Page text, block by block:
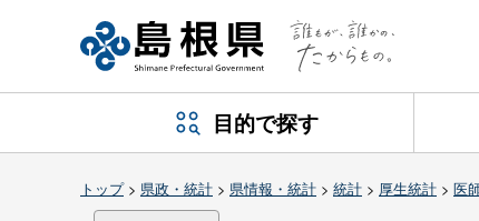
目的で探す
トップ> 県政・統計 > 県情報・統計 > 統計 > 厚生統計 > 医